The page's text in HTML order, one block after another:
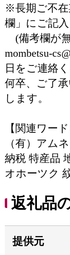
※長期ご不在
欄」にご記入
(備考欄が
mombetsu-
日をご連絡
何卒、ご了
します。
【関連ワード
（有）アム
納税 特産品
オホーツク
返礼品
提供元